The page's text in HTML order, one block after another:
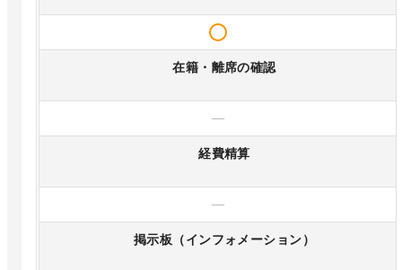
在籍・離席の確認
—
経費精算
—
掲示板（インフォメーション）